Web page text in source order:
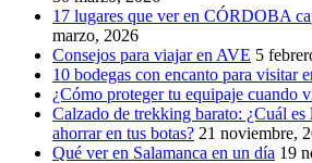
17 lugares que ver en CÓRDOBA
marzo, 2026
Consejos para viajar en AVE 5
10 bodegas con encanto para visitar
¿Cómo proteger tu equipaje cuando
Calzado de trekking barato: ¿Cuál es
ahorrar en tus botas? 21 noviembre,
Qué ver en Salamanca en un día 19